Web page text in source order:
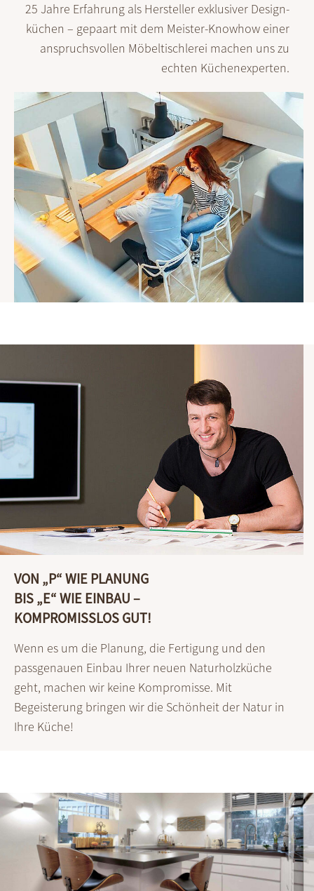
25 Jahre Erfahrung als Hersteller exklusiver Design­
küchen – gepaart mit dem Meister-Knowhow einer
anspruchsvollen Möbeltischlerei machen uns zu
echten Küchenexperten.
VON „P“ WIE PLANUNG
BIS „E“ WIE EINBAU –
KOMPROMISSLOS GUT!
Wenn es um die Planung, die Fertigung und den
passgenauen Einbau Ihrer neuen Naturholzküche
geht, machen wir keine Kompromisse. Mit
Begeisterung bringen wir die Schönheit der Natur in
Ihre Küche!